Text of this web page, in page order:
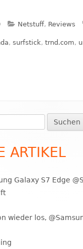
Kategorien
Netstuff, Reviews
, surfstick, trnd.com,
ARTIKEL
Galaxy S7 Edge
wieder los,